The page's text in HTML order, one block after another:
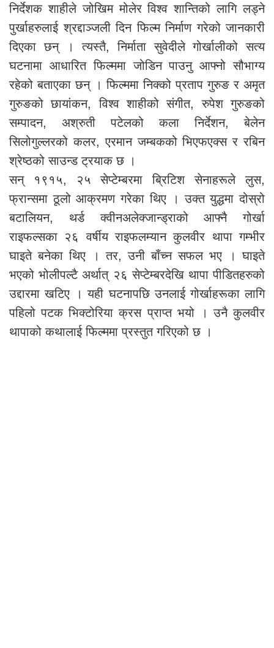
निर्देशक शाहीले जोखिम मोलेर विश्व शान्तिको लागि लड्ने
पुर्खाहरुलाई श्रद्दाञ्जली दिन फिल्म निर्माण गरेको जानकारी
दिएका छन् । त्यस्तै, निर्माता सुवेदीले गोर्खालीको सत्य
घटनामा आधारित फिल्ममा जोडिन पाउनु आफ्नो सौभाग्य
रहेको बताएका छन् । फिल्ममा निक्को प्रताप गुरुङ र अमृत
गुरुङको छायांकन, विश्व शाहीको संगीत, रुपेश गुरुङको
सम्पादन, अश्रुती पटेलको कला निर्देशन, बेलेन
सिलोगुल्लरको कलर, एरमान जम्बकको भिएफएक्स र रबिन
श्रेष्ठको साउन्ड ट्रयाक छ ।
सन् १९१५, २५ सेप्टेम्बरमा ब्रिटिश सेनाहरूले लुस,
फ्रान्समा ठूलो आक्रमण गरेका थिए । उक्त युद्धमा दोस्रो
बटालियन, थर्ड क्वीनअलेक्जान्ड्राको आफ्नै गोर्खा
राइफल्सका २६ वर्षीय राइफलम्यान कुलवीर थापा गम्भीर
घाइते बनेका थिए । तर, उनी बाँच्न सफल भए । घाइते
भएको भोलीपल्टै अर्थात् २६ सेप्टेम्बरदेखि थापा पीडितहरुको
उद्दारमा खटिए । यही घटनापछि उनलाई गोर्खाहरूका लागि
पहिलो पटक भिक्टोरिया क्रस प्राप्त भयो । उनै कुलवीर
थापाको कथालाई फिल्ममा प्रस्तुत गरिएको छ ।